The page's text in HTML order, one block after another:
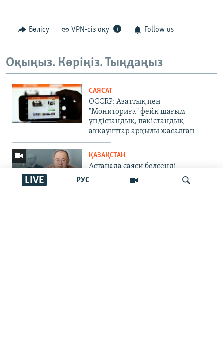
РУС
LIVE
Бөлісу VPN-сіз оқу Follow us
Оқыңыз. Көріңіз. Тыңдаңыз
САЯСАТ
OCCRP: Азаттық пен
"Мониториға" фейк шағым
үндістандық, пәкістандық
аккаунттар арқылы жасалған
ҚАЗАҚСТАН
Астанада саяси белсенді
Нарымбаев 2,5 жылға сотталды.